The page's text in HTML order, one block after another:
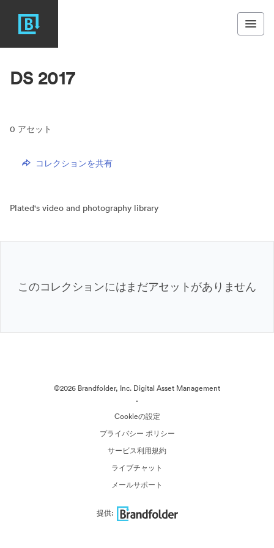
DS 2017
0 アセット
コレクションを共有
Plated's video and photography library
このコレクションにはまだアセットがありません
©2026 Brandfolder, Inc. Digital Asset Management
·
Cookieの設定
プライバシー ポリシー
サービス利用規約
ライブチャット
メールサポート
提供: